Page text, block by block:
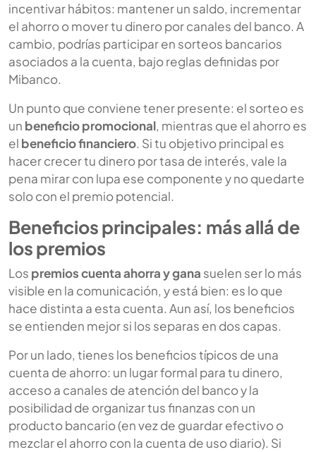
incentivar hábitos: mantener un saldo, incrementar
el ahorro o mover tu dinero por canales del banco. A
cambio, podrías participar en sorteos bancarios
asociados a la cuenta, bajo reglas definidas por
Mibanco.
Un punto que conviene tener presente: el sorteo es
un beneficio promocional, mientras que el ahorro es
el beneficio financiero. Si tu objetivo principal es
hacer crecer tu dinero por tasa de interés, vale la
pena mirar con lupa ese componente y no quedarte
solo con el premio potencial.
Beneficios principales: más allá de
los premios
Los premios cuenta ahorra y gana suelen ser lo más
visible en la comunicación, y está bien: es lo que
hace distinta a esta cuenta. Aun así, los beneficios
se entienden mejor si los separas en dos capas.
Por un lado, tienes los beneficios típicos de una
cuenta de ahorro: un lugar formal para tu dinero,
acceso a canales de atención del banco y la
posibilidad de organizar tus finanzas con un
producto bancario (en vez de guardar efectivo o
mezclar el ahorro con la cuenta de uso diario). Si